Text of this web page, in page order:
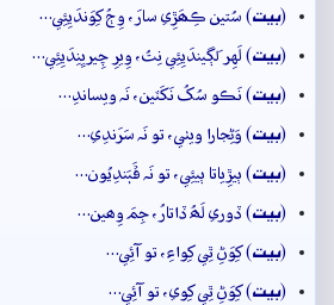
(بيت) سُتين ڪِھَڙِي سارَ، وِڄُ کِوَندَيِئِي…
(بيت) لَهِر لَڳيندَيِئِي نِتُ، وِيرِ چِيريِنِدَيِئِي…
(بيت) نَڪو سُکُ نَکَٽين، نَہ ويساندِ…
(بيت) وَڻِجارا ويٺي، تو نَہ سَرَندِي…
(بيت) ٻيڙِياتا ٻيئِي، تو نَہ ڦَٻَندِيُون…
(بيت) ڏوري لَھُ ڏاتارُ، جِمَ وِھين…
(بيت) کِوَڻِ ٿِي کِواءِ، تو آئِي…
(بيت) کِوَڻِ ٿِي کِوي، تو آئِي…